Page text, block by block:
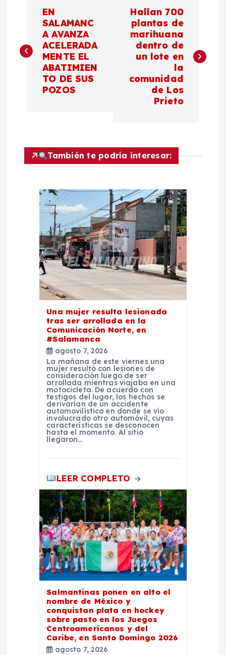
v
c
EN
SALAMANC
A AVANZA
ACELERADA
MENTE EL
ABATIMIEN
TO DE SUS
POZOS
Hallan 700
plantas de
marihuana
dentro de
un lote en
la
comunidad
de Los
Prieto
También te podría interesar:
Una mujer resulta lesionada
tras ser arrollada en la
Comunicación Norte, en
#Salamanca
agosto 7, 2026
La mañana de este viernes una
mujer resultó con lesiones de
consideración luego de ser
arrollada mientras viajaba en una
motocicleta. De acuerdo con
testigos del lugar, los hechos se
derivarían de un accidente
automovilístico en donde se vio
involucrado otro automóvil, cuyas
características se desconocen
hasta el momento. Al sitio
llegaron…
LEER COMPLETO
Salmantinas ponen en alto el
nombre de México y
conquistan plata en hockey
sobre pasto en los Juegos
Centroamericanos y del
Caribe, en Santo Domingo 2026
agosto 7, 2026